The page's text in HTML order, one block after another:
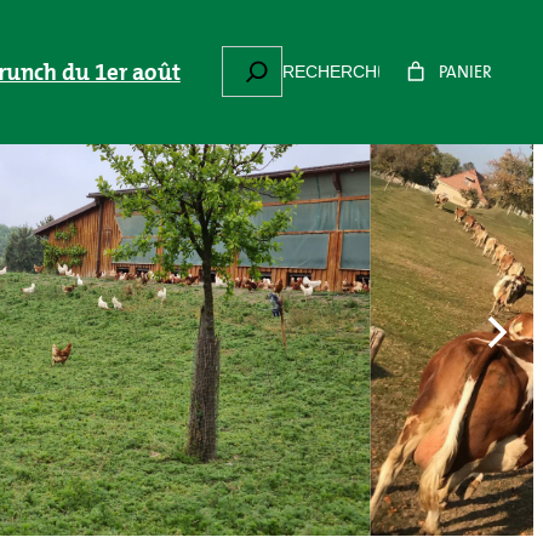
du 1er août Suchen